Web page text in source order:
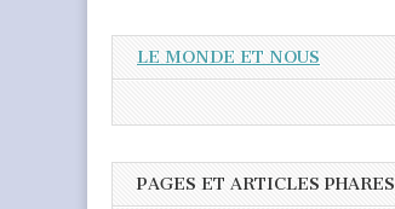
LE MONDE ET NOUS
PAGES ET ARTICLES PHARES